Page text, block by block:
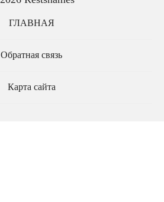
ГЛАВНАЯ
Обратная связь
Карта сайта